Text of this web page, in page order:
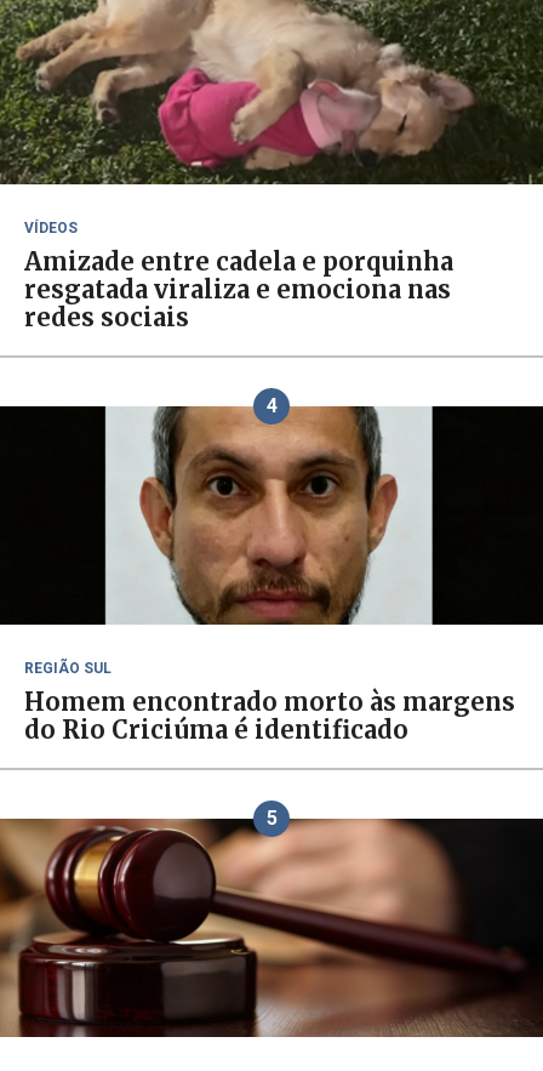
VÍDEOS
Amizade entre cadela e porquinha
resgatada viraliza e emociona nas
redes sociais
4
REGIÃO SUL
Homem encontrado morto às margens
do Rio Criciúma é identificado
5